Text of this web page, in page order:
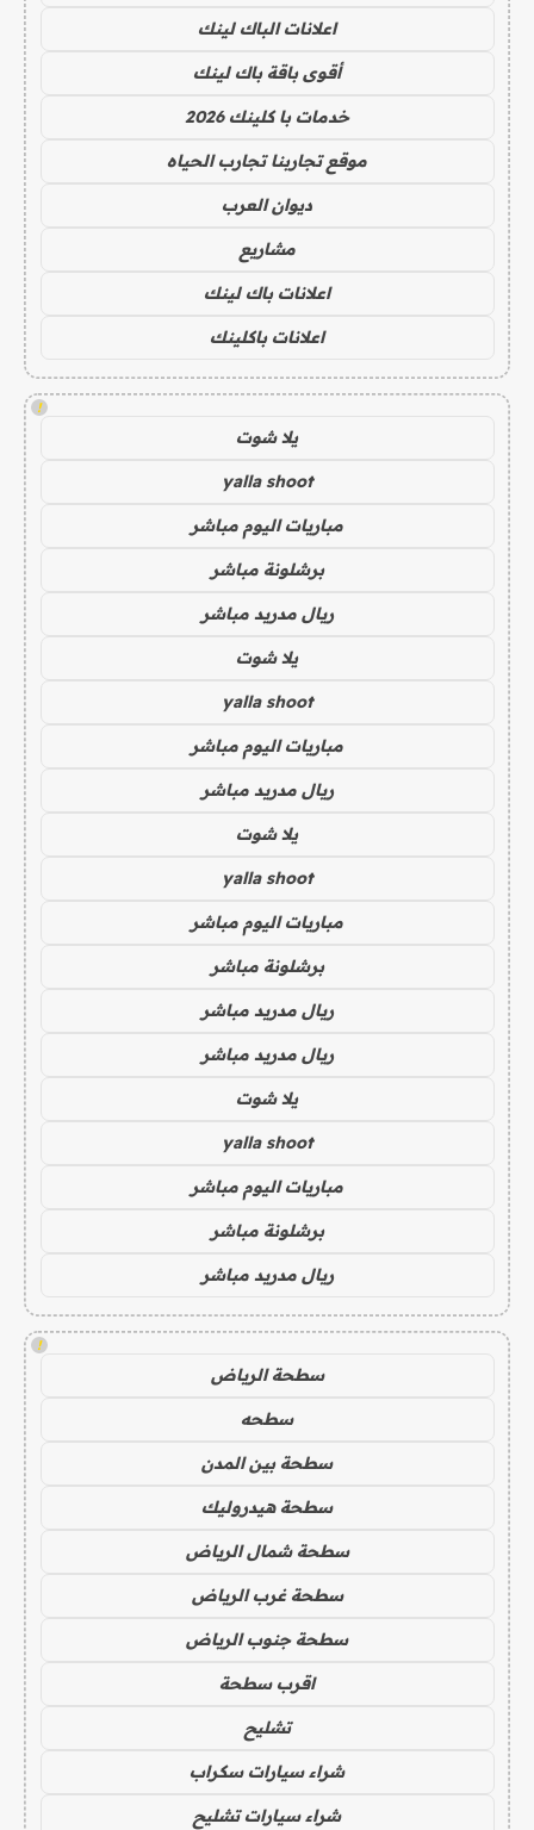
اعلانات الباك لينك
أقوى باقة باك لينك
خدمات با كلينك 2026
موقع تجاربنا تجارب الحياه
ديوان العرب
مشاريع
اعلانات باك لينك
اعلانات باكلينك
!
يلا شوت
yalla shoot
مباريات اليوم مباشر
برشلونة مباشر
ريال مدريد مباشر
يلا شوت
yalla shoot
مباريات اليوم مباشر
ريال مدريد مباشر
يلا شوت
yalla shoot
مباريات اليوم مباشر
برشلونة مباشر
ريال مدريد مباشر
ريال مدريد مباشر
يلا شوت
yalla shoot
مباريات اليوم مباشر
برشلونة مباشر
ريال مدريد مباشر
!
سطحة الرياض
سطحه
سطحة بين المدن
سطحة هيدروليك
سطحة شمال الرياض
سطحة غرب الرياض
سطحة جنوب الرياض
اقرب سطحة
تشليح
شراء سيارات سكراب
شراء سيارات تشليح